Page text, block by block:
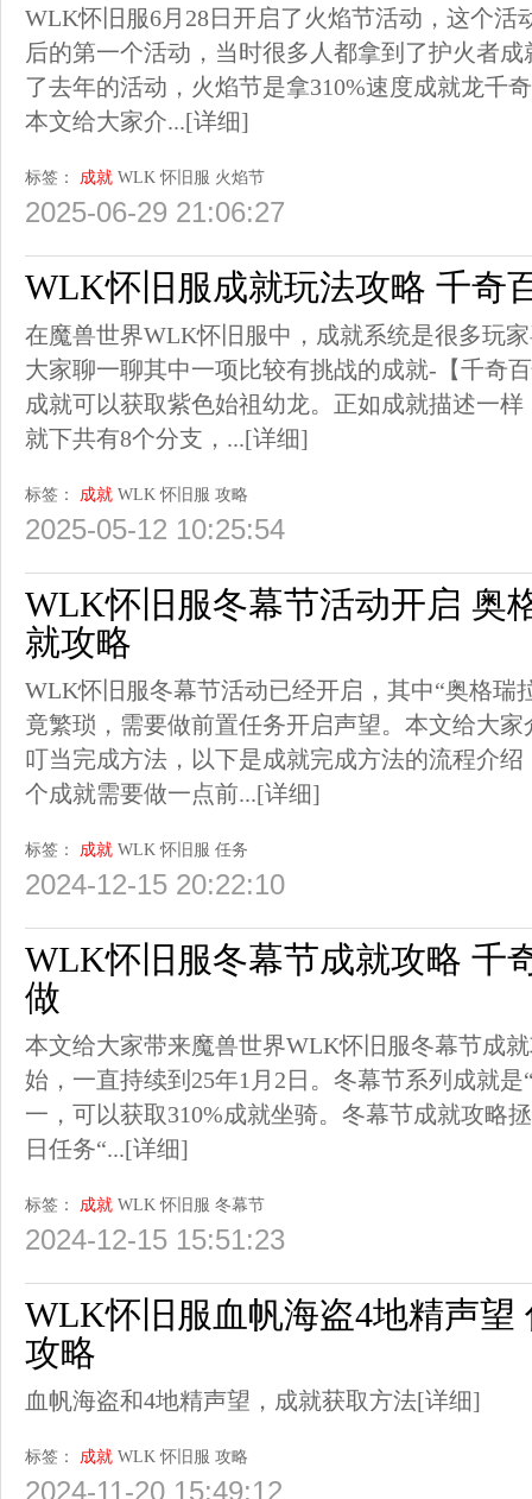
WLK怀旧服6月28日开启了火焰节活动，这个活
后的第一个活动，当时很多人都拿到了护火者
了去年的活动，火焰节是拿310%速度成就龙千
本文给大家介...[详细]
标签： 成就 WLK 怀旧服 火焰节
2025-06-29 21:06:27
WLK怀旧服成就玩法攻略 千奇
在魔兽世界WLK怀旧服中，成就系统是很多玩
大家聊一聊其中一项比较有挑战的成就-【千奇
成就可以获取紫色始祖幼龙。正如成就描述一
就下共有8个分支，...[详细]
标签： 成就 WLK 怀旧服 攻略
2025-05-12 10:25:54
WLK怀旧服冬幕节活动开启 奥
就攻略
WLK怀旧服冬幕节活动已经开启，其中“奥格瑞
竟繁琐，需要做前置任务开启声望。本文给大
叮当完成方法，以下是成就完成方法的流程介
个成就需要做一点前...[详细]
标签： 成就 WLK 怀旧服 任务
2024-12-15 20:22:10
WLK怀旧服冬幕节成就攻略 千
做
本文给大家带来魔兽世界WLK怀旧服冬幕节成
始，一直持续到25年1月2日。冬幕节系列成就
一，可以获取310%成就坐骑。冬幕节成就攻略
日任务“...[详细]
标签： 成就 WLK 怀旧服 冬幕节
2024-12-15 15:51:23
WLK怀旧服血帆海盗4地精声望
攻略
血帆海盗和4地精声望，成就获取方法[详细]
标签： 成就 WLK 怀旧服 攻略
2024-11-20 15:49:12